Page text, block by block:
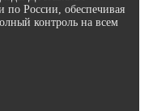
по России, обеспечивая
контроль на всем